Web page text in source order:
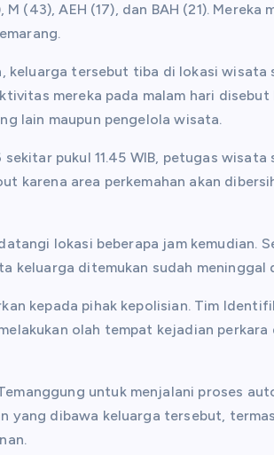
(43), AEH (17), dan BAH (21). Mereka
keluarga tersebut tiba di lokasi wisata
mereka pada malam hari
lain maupun pengelola wisata.
pukul 11.45 WIB, petugas
karena area perkemahan akan
lokasi beberapa jam kemudian.
keluarga ditemukan sudah meninggal
kepada pihak kepolisian. Tim
olah tempat kejadian
untuk menjalani proses
yang dibawa keluarga tersebut,